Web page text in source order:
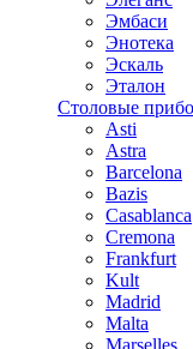
Эмбаси
Энотека
Эскаль
Эталон
Столовые
Asti
Astra
Barcelona
Bazis
Casablanca
Cremona
Frankfurt
Kult
Madrid
Malta
Marselles